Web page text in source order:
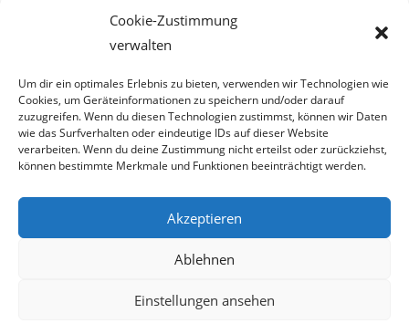
Cookie-Zustimmung
verwalten
Um dir ein optimales Erlebnis zu bieten, verwenden wir Technologien wie
Cookies, um Geräteinformationen zu speichern und/oder darauf
zuzugreifen. Wenn du diesen Technologien zustimmst, können wir Daten
wie das Surfverhalten oder eindeutige IDs auf dieser Website
verarbeiten. Wenn du deine Zustimmung nicht erteilst oder zurückziehst,
können bestimmte Merkmale und Funktionen beeinträchtigt werden.
Akzeptieren
Ablehnen
Einstellungen ansehen
Salzburgs Juden und ihre Sicherheit: „Erst nach einem Anschlag wäre
die Gefahr endlich konkret!“
Biologisches Wunder in Ceuta
Ein vermeintliches Abschiebemärchen
Archiv